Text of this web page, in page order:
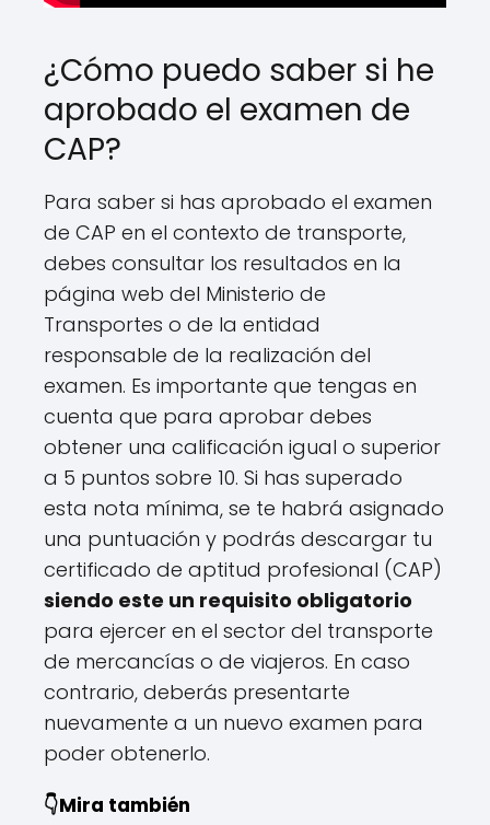
¿Cómo puedo saber si he
aprobado el examen de
CAP?
Para saber si has aprobado el examen
de CAP en el contexto de transporte,
debes consultar los resultados en la
página web del Ministerio de
Transportes o de la entidad
responsable de la realización del
examen. Es importante que tengas en
cuenta que para aprobar debes
obtener una calificación igual o superior
a 5 puntos sobre 10. Si has superado
esta nota mínima, se te habrá asignado
una puntuación y podrás descargar tu
certificado de aptitud profesional (CAP)
siendo este un requisito obligatorio
para ejercer en el sector del transporte
de mercancías o de viajeros. En caso
contrario, deberás presentarte
nuevamente a un nuevo examen para
poder obtenerlo.
👇Mira también